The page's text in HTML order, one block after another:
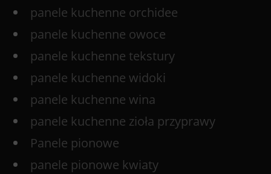
panele kuchenne orchidee
panele kuchenne owoce
panele kuchenne tekstury
panele kuchenne widoki
panele kuchenne wina
panele kuchenne zioła przyprawy
Panele pionowe
panele pionowe kwiaty